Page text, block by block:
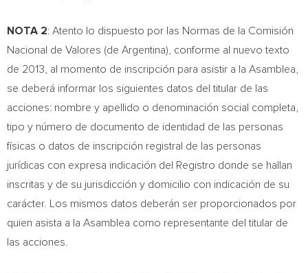
NOTA 2: Atento lo dispuesto por las Normas de la Comisión
Nacional de Valores (de Argentina), conforme al nuevo texto
de 2013, al momento de inscripción para asistir a la Asamblea,
se deberá informar los siguientes datos del titular de las
acciones: nombre y apellido o denominación social completa,
tipo y número de documento de identidad de las personas
físicas o datos de inscripción registral de las personas
jurídicas con expresa indicación del Registro donde se hallan
inscritas y de su jurisdicción y domicilio con indicación de su
carácter. Los mismos datos deberán ser proporcionados por
quien asista a la Asamblea como representante del titular de
las acciones.